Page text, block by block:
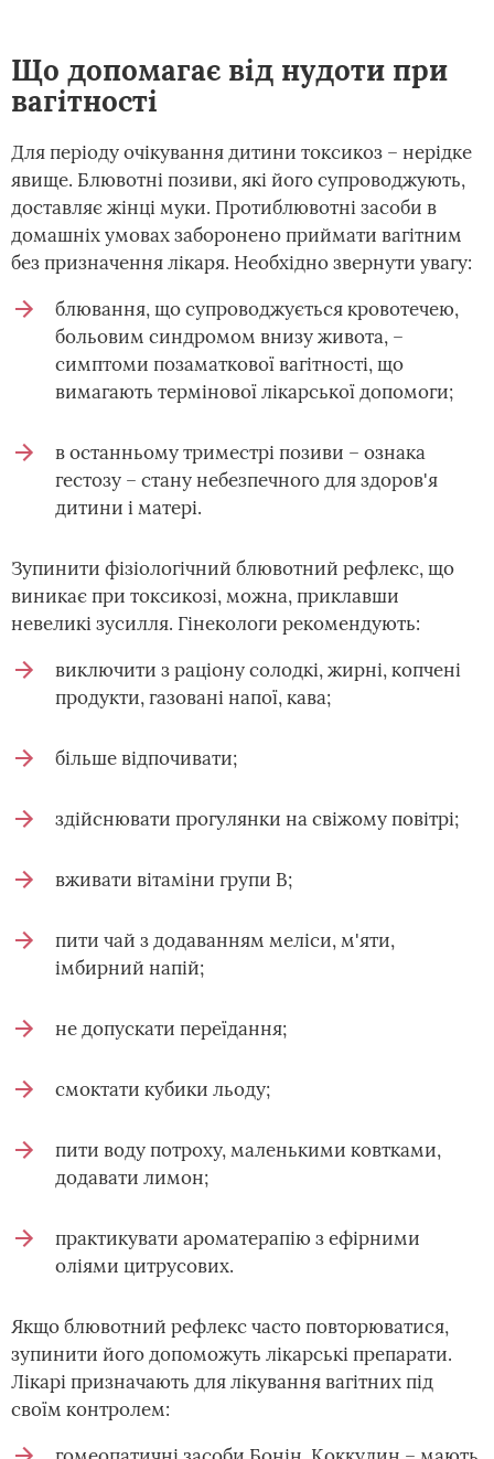
Що допомагає від нудоти при
вагітності
Для періоду очікування дитини токсикоз – нерідке
явище. Блювотні позиви, які його супроводжують,
доставляє жінці муки. Протиблювотні засоби в
домашніх умовах заборонено приймати вагітним
без призначення лікаря. Необхідно звернути увагу:
блювання, що супроводжується кровотечею,
больовим синдромом внизу живота, –
симптоми позаматкової вагітності, що
вимагають термінової лікарської допомоги;
в останньому триместрі позиви – ознака
гестозу – стану небезпечного для здоров'я
дитини і матері.
Зупинити фізіологічний блювотний рефлекс, що
виникає при токсикозі, можна, приклавши
невеликі зусилля. Гінекологи рекомендують:
виключити з раціону солодкі, жирні, копчені
продукти, газовані напої, кава;
більше відпочивати;
здійснювати прогулянки на свіжому повітрі;
вживати вітаміни групи В;
пити чай з додаванням меліси, м'яти,
імбирний напій;
не допускати переїдання;
смоктати кубики льоду;
пити воду потроху, маленькими ковтками,
додавати лимон;
практикувати ароматерапію з ефірними
оліями цитрусових.
Якщо блювотний рефлекс часто повторюватися,
зупинити його допоможуть лікарські препарати.
Лікарі призначають для лікування вагітних під
своїм контролем: